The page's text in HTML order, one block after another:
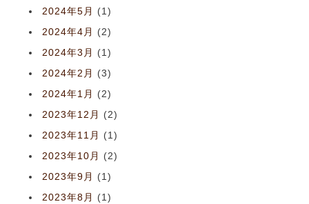
2024年5月
(1)
2024年4月
(2)
2024年3月
(1)
2024年2月
(3)
2024年1月
(2)
2023年12月
(2)
2023年11月
(1)
2023年10月
(2)
2023年9月
(1)
2023年8月
(1)